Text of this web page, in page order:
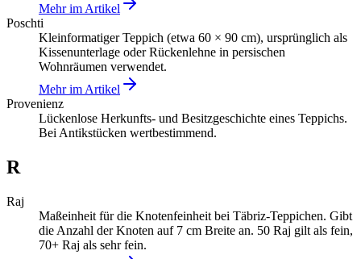
Mehr im Artikel
Poschti
Kleinformatiger Teppich (etwa 60 × 90 cm), ursprünglich als
Kissenunterlage oder Rückenlehne in persischen
Wohnräumen verwendet.
Mehr im Artikel
Provenienz
Lückenlose Herkunfts- und Besitzgeschichte eines Teppichs.
Bei Antikstücken wertbestimmend.
R
Raj
Maßeinheit für die Knotenfeinheit bei Täbriz-Teppichen. Gibt
die Anzahl der Knoten auf 7 cm Breite an. 50 Raj gilt als fein,
70+ Raj als sehr fein.